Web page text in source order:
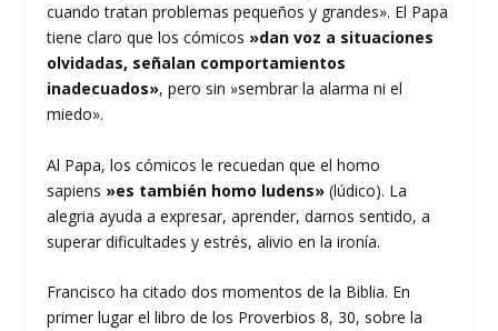
cuando tratan problemas pequeños y grandes». El Papa
tiene claro que los cómicos »dan voz a situaciones
olvidadas, señalan comportamientos
inadecuados», pero sin »sembrar la alarma ni el
miedo».
Al Papa, los cómicos le recuedan que el homo
sapiens »es también homo ludens»(lúdico). La
alegria ayuda a expresar, aprender, darnos sentido, a
superar dificultades y estrés, alivio en la ironía.
Francisco ha citado dos momentos de la Biblia. En
primer lugar el libro de los Proverbios 8, 30, sobre la